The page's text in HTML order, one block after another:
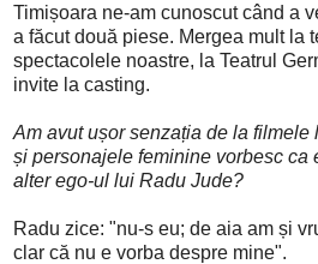
Timișoara ne-am cunoscut când a
a făcut două piese. Mergea mult la
spectacolele noastre, la Teatrul
invite la casting.
Am avut ușor senzația de la filmele
și personajele feminine vorbesc ca
alter ego-ul lui Radu Jude?
Radu zice: "nu-s eu; de aia am și
clar că nu e vorba despre mine".